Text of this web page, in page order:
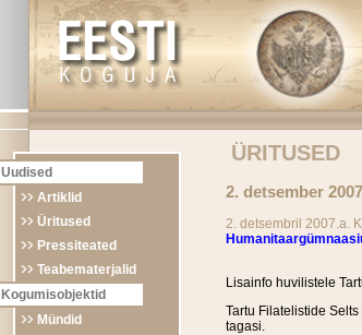
Uudised
Artiklid
Üritused
Pressiteated
Teabematerjalid
Kogumisobjektid
Mündid
ÜRITUSED
2. detsember
2. detsembril 2007.a.
Lisainfo huvilistele
Tartu Filatelistide
tagasi.